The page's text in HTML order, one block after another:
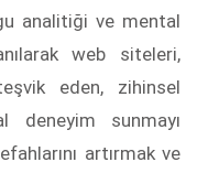
analitiği ve mental
web siteleri,
eden, zihinsel
deneyim sunmayı
artırmak ve